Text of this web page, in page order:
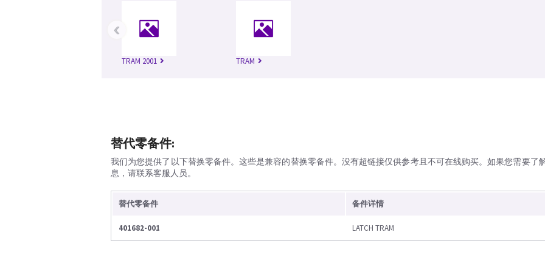
TRAM 2001 TRAM
‹
替代零备件:
我们为您提供了以下替换零备件。这些是兼容的替换零备件。没有超链接仅供参考且不可在线购买。如果您需要了
息，请联系客服人员。
替代零备件 备件详情
401682-001 LATCH TRAM